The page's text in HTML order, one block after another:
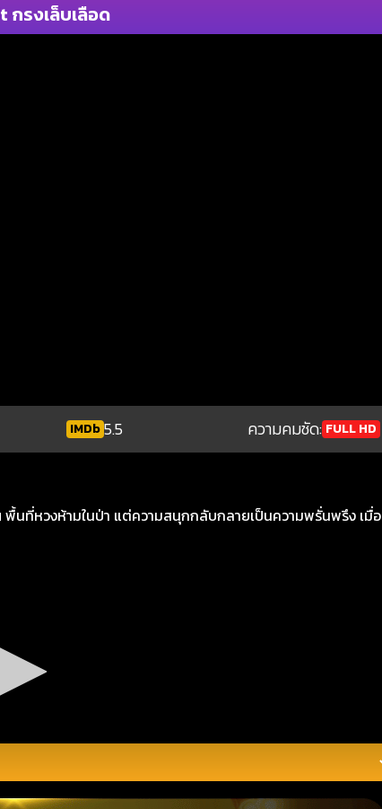
กรงเล็บเลือด
IMDb5.5 ความคมชัด: FULL HD
นที่หวงห้ามในป่า แต่ความสนุกกลับกลายเป็นความพรั่นพรึง เมื่อ